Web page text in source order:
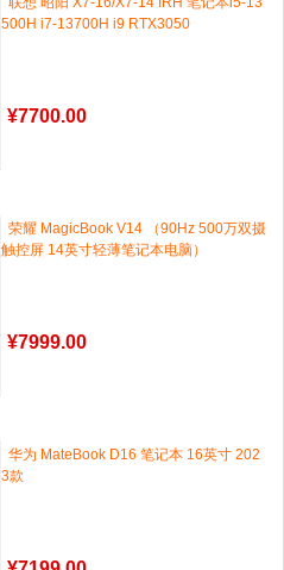
500H i7-13700H i9 RTX3050
¥7700.00
荣耀 MagicBook V14 （90Hz 500万双摄
触控屏 14英寸轻薄笔记本电脑）
¥7999.00
华为 MateBook D16 笔记本 16英寸 202
3款